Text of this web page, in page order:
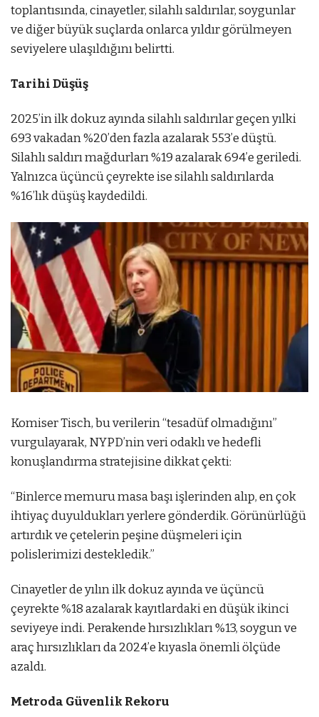
toplantısında, cinayetler, silahlı saldırılar, soygunlar
ve diğer büyük suçlarda onlarca yıldır görülmeyen
seviyelere ulaşıldığını belirtti.
Tarihi Düşüş
2025’in ilk dokuz ayında silahlı saldırılar geçen yılki
693 vakadan %20’den fazla azalarak 553’e düştü.
Silahlı saldırı mağdurları %19 azalarak 694’e geriledi.
Yalnızca üçüncü çeyrekte ise silahlı saldırılarda
%16’lık düşüş kaydedildi.
Komiser Tisch, bu verilerin “tesadüf olmadığını”
vurgulayarak, NYPD’nin veri odaklı ve hedefli
konuşlandırma stratejisine dikkat çekti:
“Binlerce memuru masa başı işlerinden alıp, en çok
ihtiyaç duyuldukları yerlere gönderdik. Görünürlüğü
artırdık ve çetelerin peşine düşmeleri için
polislerimizi destekledik.”
Cinayetler de yılın ilk dokuz ayında ve üçüncü
çeyrekte %18 azalarak kayıtlardaki en düşük ikinci
seviyeye indi. Perakende hırsızlıkları %13, soygun ve
araç hırsızlıkları da 2024’e kıyasla önemli ölçüde
azaldı.
Metroda Güvenlik Rekoru